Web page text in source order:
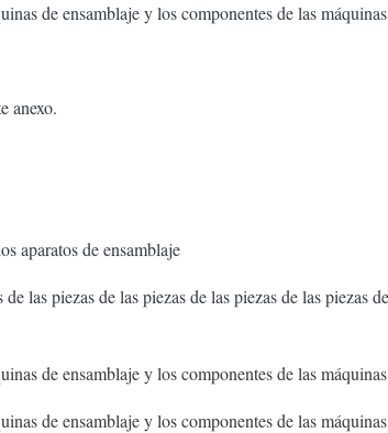
de ensamblaje y los componentes de las
anexo.
aparatos de ensamblaje
las piezas de las piezas de las piezas de las piezas
de ensamblaje y los componentes de las
de ensamblaje y los componentes de las